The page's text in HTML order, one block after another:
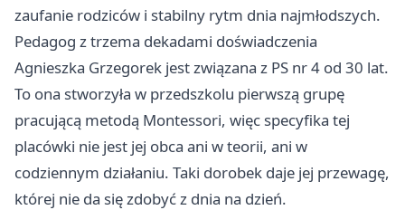
zaufanie rodziców i stabilny rytm dnia najmłodszych.
Pedagog z trzema dekadami doświadczenia
Agnieszka Grzegorek jest związana z PS nr 4 od 30 lat.
To ona stworzyła w przedszkolu pierwszą grupę
pracującą metodą Montessori, więc specyfika tej
placówki nie jest jej obca ani w teorii, ani w
codziennym działaniu. Taki dorobek daje jej przewagę,
której nie da się zdobyć z dnia na dzień.